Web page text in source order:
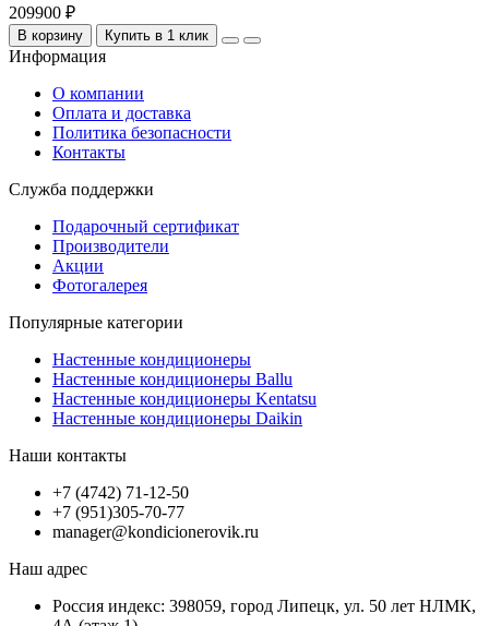
209900 ₽
В корзину Купить в 1 клик
Информация
О компании
Оплата и доставка
Политика безопасности
Контакты
Служба поддержки
Подарочный сертификат
Производители
Акции
Фотогалерея
Популярные категории
Настенные кондиционеры
Настенные кондиционеры Ballu
Настенные кондиционеры Kentatsu
Настенные кондиционеры Daikin
Наши контакты
+7 (4742) 71-12-50
+7 (951)305-70-77
manager@kondicionerovik.ru
Наш адрес
Россия индекс: 398059, город Липецк, ул. 50 лет НЛМК,